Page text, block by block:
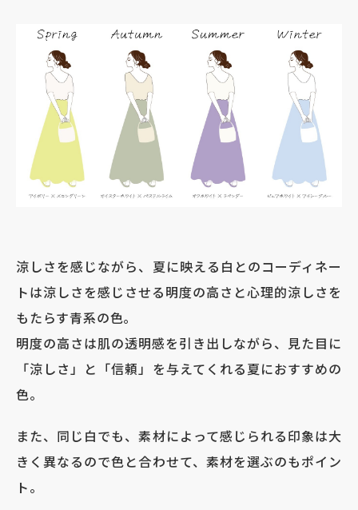
涼しさを感じながら、夏に映える白とのコーディネー
トは涼しさを感じさせる明度の高さと心理的涼しさを
もたらす青系の色。
明度の高さは肌の透明感を引き出しながら、見た目に
「涼しさ」と「信頼」を与えてくれる夏におすすめの
色。
また、同じ白でも、素材によって感じられる印象は大
きく異なるので色と合わせて、素材を選ぶのもポイン
ト。